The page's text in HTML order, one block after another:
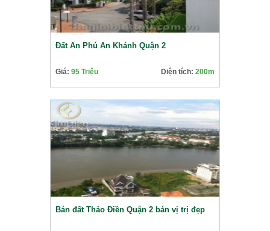
Đất An Phú An Khánh Quận 2
Giá: 95 Triệu Diện tích: 200m
Bán đất Thảo Điền Quận 2 bán vị trị đẹp